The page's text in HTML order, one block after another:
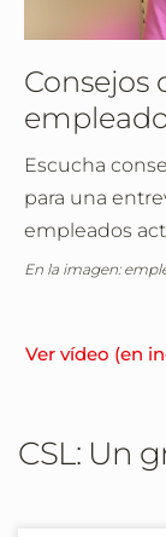
Consejos
Escucha
para una
empleados
En la imagen:
Ver vídeo (en
CSL: Un